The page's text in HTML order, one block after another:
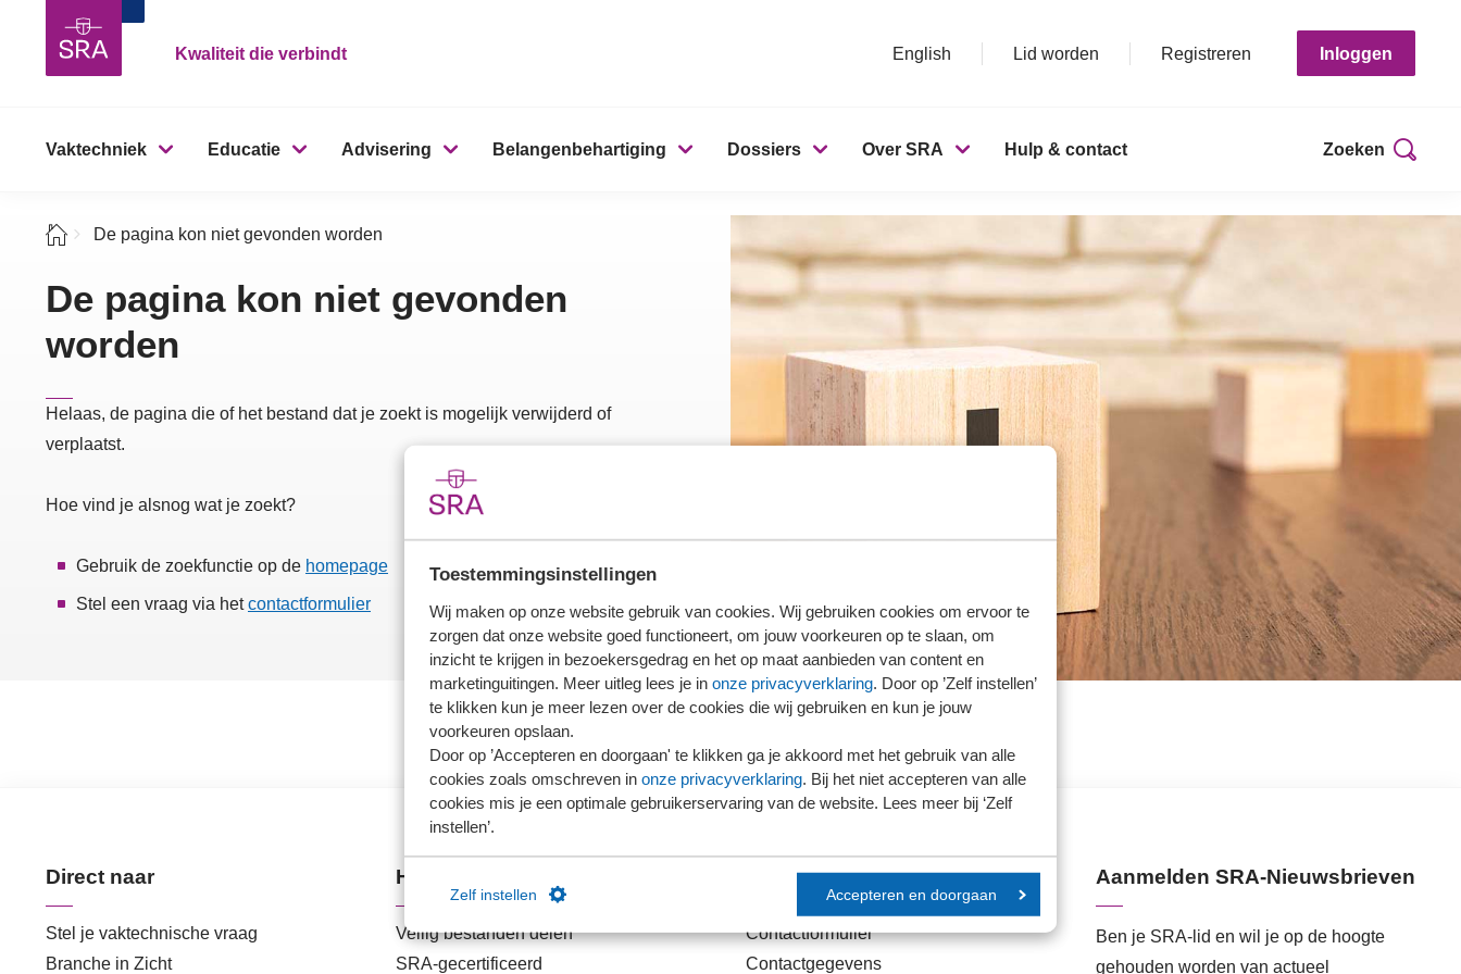
Toestemmingsinstellingen
Wij maken op onze website gebruik van cookies. Wij gebruiken cookies om ervoor te
zorgen dat onze website goed functioneert, om jouw voorkeuren op te slaan, om
inzicht te krijgen in bezoekersgedrag en het op maat aanbieden van content en
marketinguitingen. Meer uitleg lees je in onze privacyverklaring. Door op ’Zelf instellen’
te klikken kun je meer lezen over de cookies die wij gebruiken en kun je jouw
voorkeuren opslaan.
Door op ’Accepteren en doorgaan' te klikken ga je akkoord met het gebruik van alle
cookies zoals omschreven in onze privacyverklaring. Bij het niet accepteren van alle
cookies mis je een optimale gebruikerservaring van de website. Lees meer bij ‘Zelf
instellen’.
Zelf instellen Accepteren en doorgaan
Kwaliteit die verbindt English Lid worden Registreren Inloggen
Vaktechniek Educatie Advisering Belangenbehartiging Dossiers Over SRA Hulp & contact Zoeken
De pagina kon niet gevonden worden
De pagina kon niet gevonden
worden
Helaas, de pagina die of het bestand dat je zoekt is mogelijk verwijderd of
verplaatst.
Hoe vind je alsnog wat je zoekt?
Gebruik de zoekfunctie op de homepage
Stel een vraag via hetcontactformulier
Direct naar
Stel je vaktechnische vraag
Branche in Zicht
Handige links
Veilig bestanden delen
SRA-gecertificeerd
Contact
Contactformulier
Contactgegevens
Aanmelden SRA-Nieuwsbrieven
Ben je SRA-lid en wil je op de hoogte
gehouden worden van actueel